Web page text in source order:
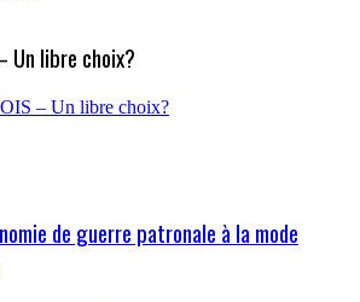
Un libre choix?
de guerre patronale à la mode